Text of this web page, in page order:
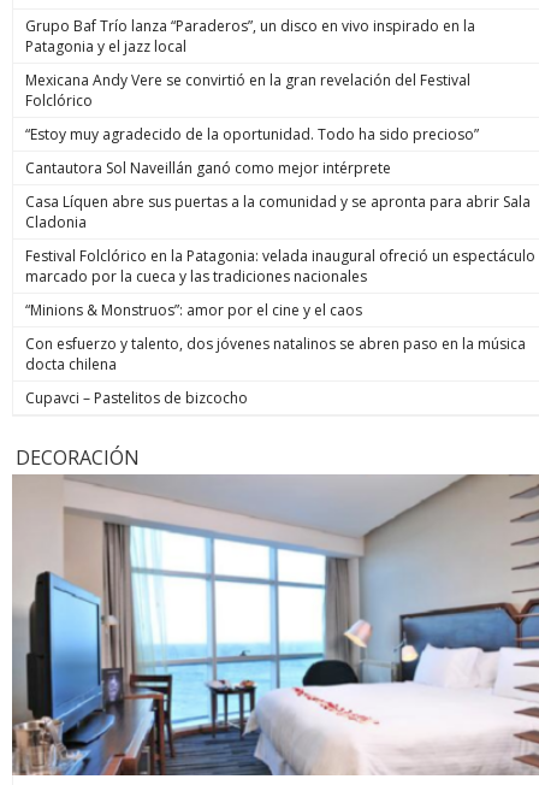
Grupo Baf Trío lanza “Paraderos”, un disco en vivo inspirado en la
Patagonia y el jazz local
Mexicana Andy Vere se convirtió en la gran revelación del Festival
Folclórico
“Estoy muy agradecido de la oportunidad. Todo ha sido precioso”
Cantautora Sol Naveillán ganó como mejor intérprete
Casa Líquen abre sus puertas a la comunidad y se apronta para abrir Sala
Cladonia
Festival Folclórico en la Patagonia: velada inaugural ofreció un espectáculo
marcado por la cueca y las tradiciones nacionales
“Minions & Monstruos”: amor por el cine y el caos
Con esfuerzo y talento, dos jóvenes natalinos se abren paso en la música
docta chilena
Cupavci – Pastelitos de bizcocho
DECORACIÓN